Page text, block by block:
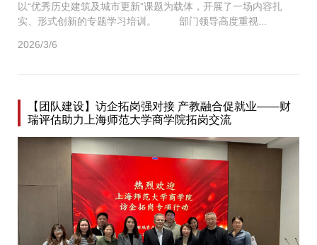
以“优秀历史建筑及城市更新”课题为载体，开展了一场内容扎
实、形式创新的专题学习培训。 部门领导高度重视...
2026/3/6
【团队建设】访企拓岗强对接 产教融合促就业——财
瑞评估助力上海师范大学商学院拓岗交流